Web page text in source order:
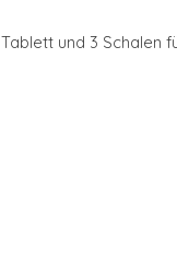
und 3 Schalen